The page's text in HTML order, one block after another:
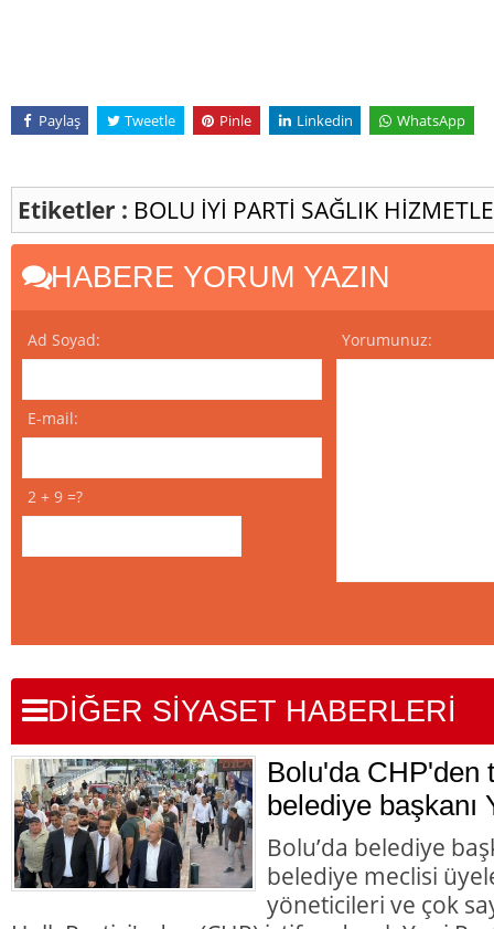
Paylaş Tweetle Pinle Linkedin WhatsApp
Etiketler : BOLU İYİ PARTİ SAĞLIK
HABERE YORUM YAZIN
Ad Soyad:
E-mail:
2 + 9 =?
Yorumunuz:
DİĞER SİYASET HABERLERİ
Bolu'da CHP'den
belediye başkanı
Bolu’da belediye
belediye meclisi
yöneticileri ve çok